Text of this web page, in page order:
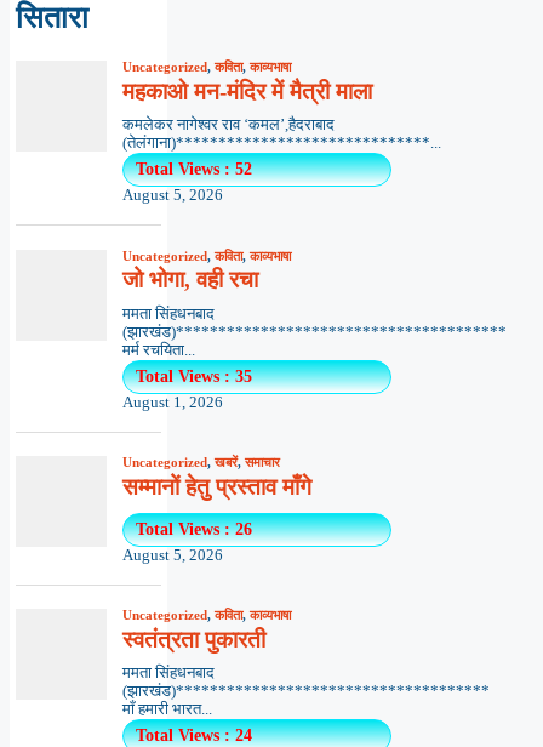
सितारा
Uncategorized,कविता,काव्यभाषा
महकाओ मन-मंदिर में मैत्री माला
कमलेकर नागेश्वर राव ‘कमल’,हैदराबाद
(तेलंगाना)******************************...
Total Views : 52
August 5, 2026
Uncategorized,कविता,काव्यभाषा
जो भोगा, वही रचा
ममता सिंहधनबाद
(झारखंड)***************************************
मर्म रचयिता...
Total Views : 35
August 1, 2026
Uncategorized,खबरें,समाचार
सम्मानों हेतु प्रस्ताव माँगे
Total Views : 26
August 5, 2026
Uncategorized,कविता,काव्यभाषा
स्वतंत्रता पुकारती
ममता सिंहधनबाद
(झारखंड)*************************************
माँ हमारी भारत...
Total Views : 24